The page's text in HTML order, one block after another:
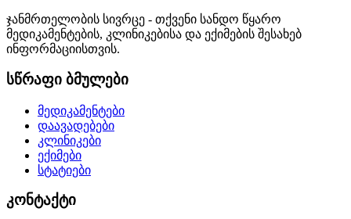
ჯანმრთელობის სივრცე - თქვენი სანდო წყარო
მედიკამენტების, კლინიკებისა და ექიმების შესახებ
ინფორმაციისთვის.
სწრაფი ბმულები
მედიკამენტები
დაავადებები
კლინიკები
ექიმები
სტატიები
კონტაქტი